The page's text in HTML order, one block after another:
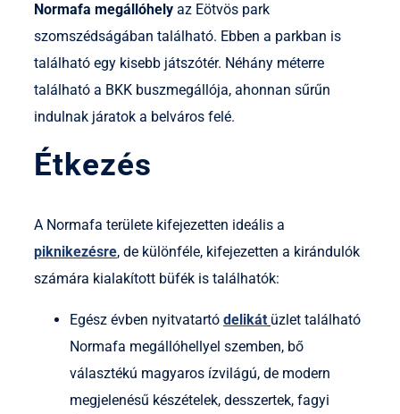
Normafa megállóhelyaz Eötvös park
szomszédságában található. Ebben a parkban is
található egy kisebb játszótér. Néhány méterre
található a BKK buszmegállója, ahonnan sűrűn
indulnak járatok a belváros felé.
Étkezés
A Normafa területe kifejezetten ideális a
piknikezésre, de különféle, kifejezetten a kirándulók
számára kialakított büfék is találhatók:
Egész évben nyitvatartó delikát üzlet található
Normafa megállóhellyel szemben, bő
választékú magyaros ízvilágú, de modern
megjelenésű készételek, desszertek, fagyi